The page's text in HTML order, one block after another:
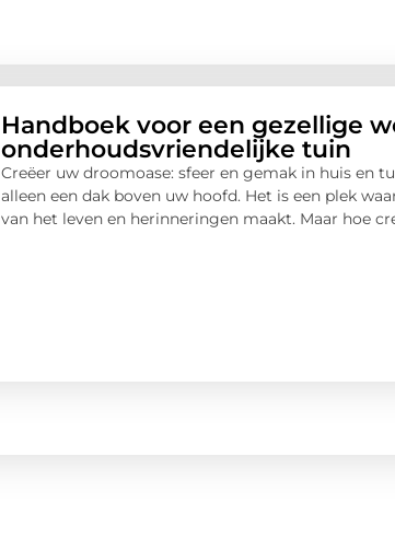
Handboek voor een gezellige
onderhoudsvriendelijke tuin
Creëer uw droomoase: sfeer en gemak in huis en
alleen een dak boven uw hoofd. Het is een plek
van het leven en herinneringen maakt. Maar hoe